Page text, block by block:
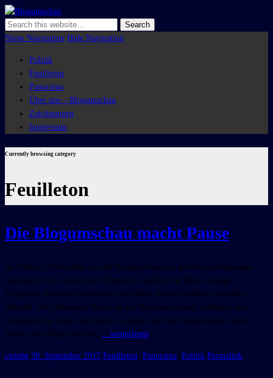
Show Navigation Hide Navigation
Politik
Feuilleton
Panorama
Über uns – Blogumschau
Zeichnungen
Impressum
Currently browsing category
Feuilleton
Die Blogumschau macht Pause
Im Februar 2014 haben wir die Blogumschau mit großem Enthusiasmus
begonnen. Wir wollten eine Plattform schaffen, die über wichtige
Ereignisse umfassend informiert und dabei unterschiedliche Ansichten
abbildet. Die vehemente Kritik an der Berichterstattung zu Beginn der
Ukraine-Krise schien uns Recht zu geben: Auf der Blogumschau waren
immer auch Blogs verlinkt, …weiterlesen
cwiebe 30. September 2015 Feuilleton, Panorama, Politik Permalink